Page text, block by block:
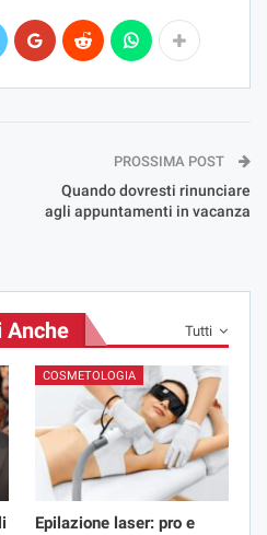
PROSSIMA POST
Quando dovresti rinunciare
agli appuntamenti in vacanza
Tutti
Anche
COSMETOLOGIA
Epilazione laser: pro e